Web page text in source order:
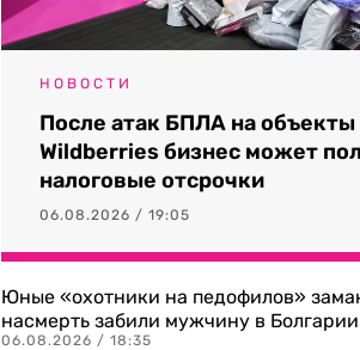
НОВОСТИ
После атак БПЛА на объекты
Wildberries бизнес может
налоговые отсрочки
06.08.2026 / 19:05
Юные «охотники на педофилов»
насмерть забили мужчину в Болгарии
06.08.2026 / 18:35